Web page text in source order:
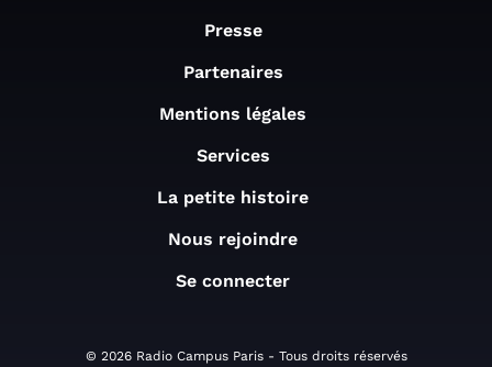
Presse
Partenaires
Mentions légales
Services
La petite histoire
Nous rejoindre
Se connecter
© 2026 Radio Campus Paris - Tous droits réservés